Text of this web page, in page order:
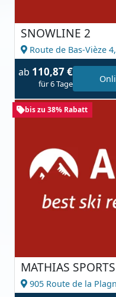
SNOWLINE 2
Route de Bas-Vièze 4,
ab 110,87 €
für 6 Tage
bis zu 38% Rabatt
MATHIAS
905 Route de la